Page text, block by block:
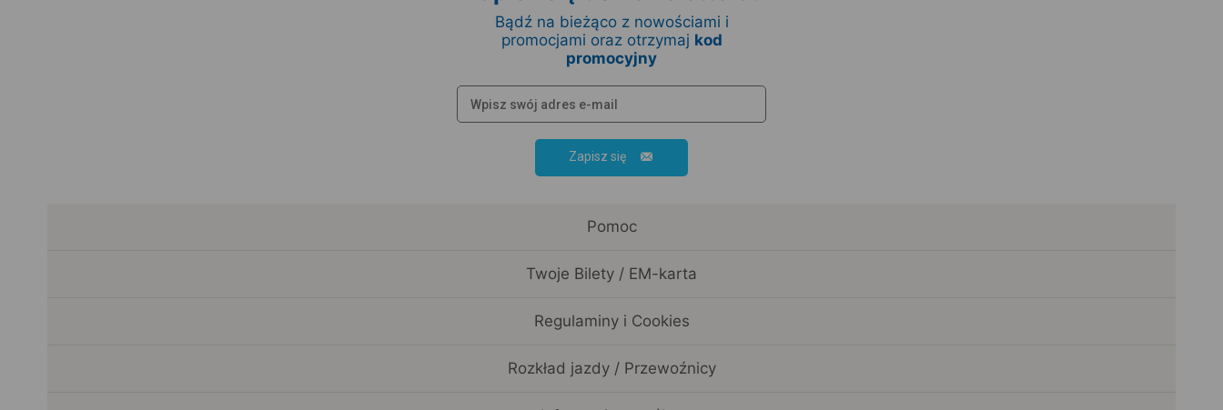
Bądź na bieżąco z nowościami i
promocjami oraz otrzymaj kod
promocyjny
Zapisz się
Pomoc
Twoje Bilety / EM-karta
Regulaminy i Cookies
Rozkład jazdy / Przewoźnicy